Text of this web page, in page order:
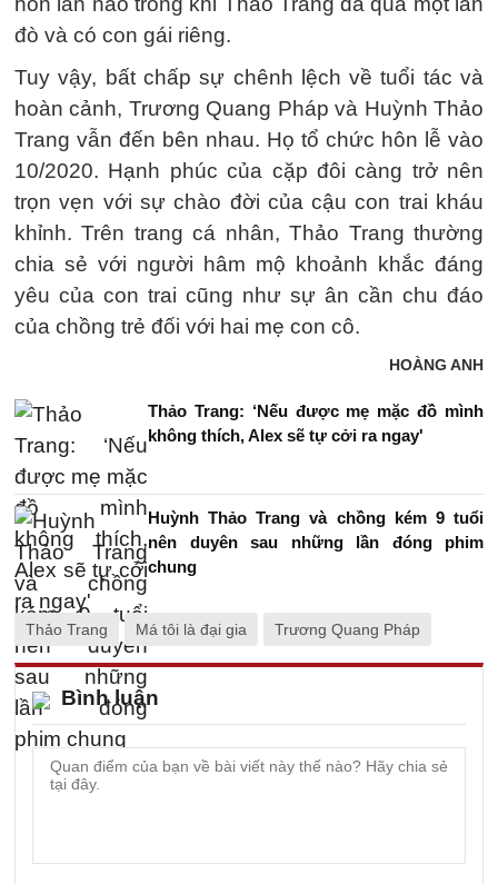
đò và có con gái riêng.
Tuy vậy, bất chấp sự chênh lệch về tuổi tác và
hoàn cảnh, Trương Quang Pháp và Huỳnh Thảo
Trang vẫn đến bên nhau. Họ tổ chức hôn lễ vào
10/2020. Hạnh phúc của cặp đôi càng trở nên
trọn vẹn với sự chào đời của cậu con trai kháu
khỉnh. Trên trang cá nhân, Thảo Trang thường
chia sẻ với người hâm mộ khoảnh khắc đáng
yêu của con trai cũng như sự ân cần chu đáo
của chồng trẻ đối với hai mẹ con cô.
HOÀNG ANH
Thảo Trang: ‘Nếu được mẹ mặc đồ mình
không thích, Alex sẽ tự cởi ra ngay'
Huỳnh Thảo Trang và chồng kém 9 tuổi
nên duyên sau những lần đóng phim
chung
Thảo Trang Má tôi là đại gia Trương Quang Pháp
Bình luận